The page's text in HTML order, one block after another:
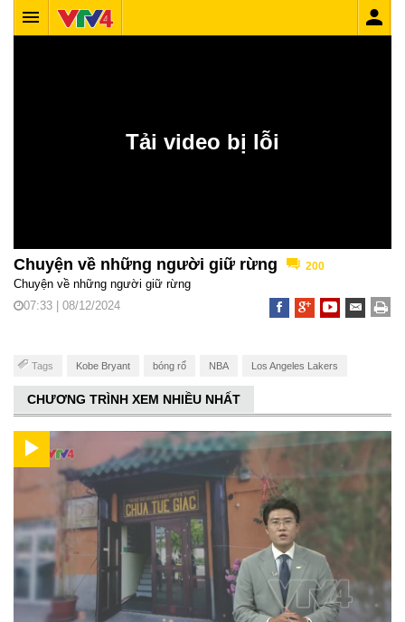
Chuyện về những người giữ rừng 200
Chuyện về những người giữ rừng
07:33 | 08/12/2024
Tags Kobe Bryant bóng rổ NBA Los Angeles Lakers
CHƯƠNG TRÌNH XEM NHIỀU NHẤT